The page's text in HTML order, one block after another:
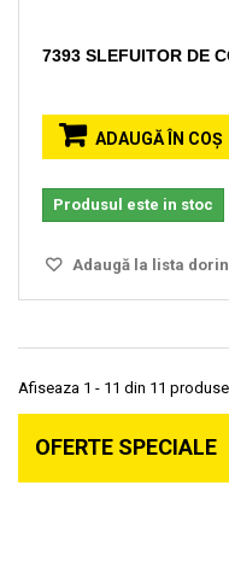
7393 SLEFUITOR DE
ADAUGĂ ÎN COŞ
Produsul este in stoc
Adaugă la lista
Afiseaza 1 - 11 din 11 produse
OFERTE SPECIALE